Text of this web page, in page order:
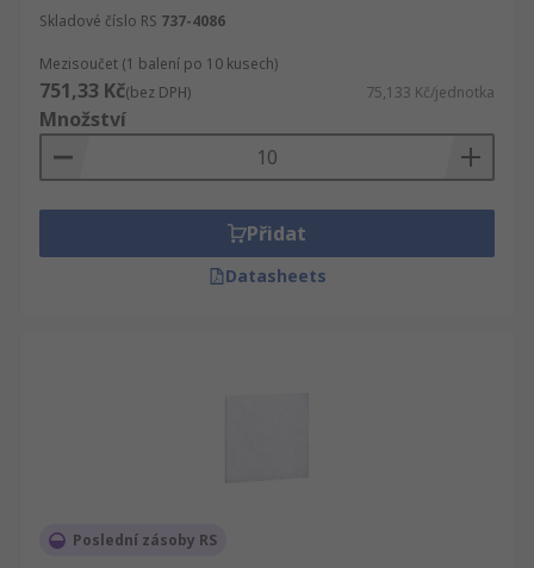
Skladové číslo RS 737-4086
Mezisoučet (1 balení po 10 kusech)
751,33 Kč(bez DPH) 75,133 Kč/jednotka
Množství
Přidat
Datasheets
Poslední zásoby RS